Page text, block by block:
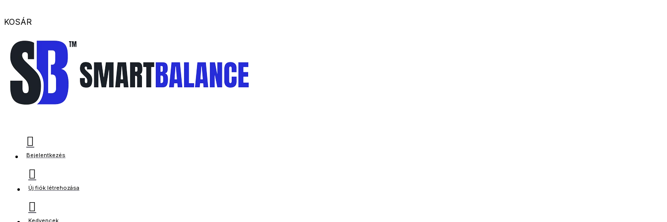
KOSÁR
Bejelentkezés
Új fiók létrehozása
Kedvencek